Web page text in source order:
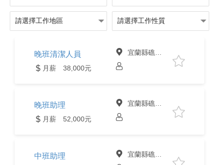
晚班清潔人員
月薪 38,000元
宜蘭縣礁溪鄉
晚班助理
月薪 52,000元
宜蘭縣礁溪鄉
中班助理 宜蘭縣礁溪鄉